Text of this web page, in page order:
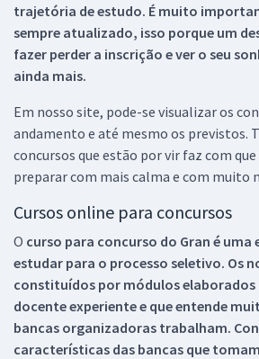
trajetória de estudo. É muito
sempre atualizado, isso porque um
fazer perder a inscrição e ver o seu
ainda mais.
Em nosso site, pode-se visualizar os
andamento e até mesmo os previstos.
concursos que estão por vir faz com
preparar com mais calma e com muito
Cursos online para concursos
O curso para concurso do Gran é uma
estudar para o processo seletivo. Os
constituídos por módulos elaborados
docente experiente e que entende
bancas organizadoras trabalham.
características das bancas que